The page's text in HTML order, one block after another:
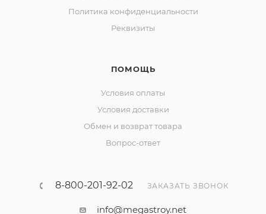
Политика конфиденциальности
Реквизиты
ПОМОЩЬ
Условия оплаты
Условия доставки
Обмен и возврат товара
Вопрос-ответ
8-800-201-92-02 ЗАКАЗАТЬ ЗВОНОК
info@megastroy.net